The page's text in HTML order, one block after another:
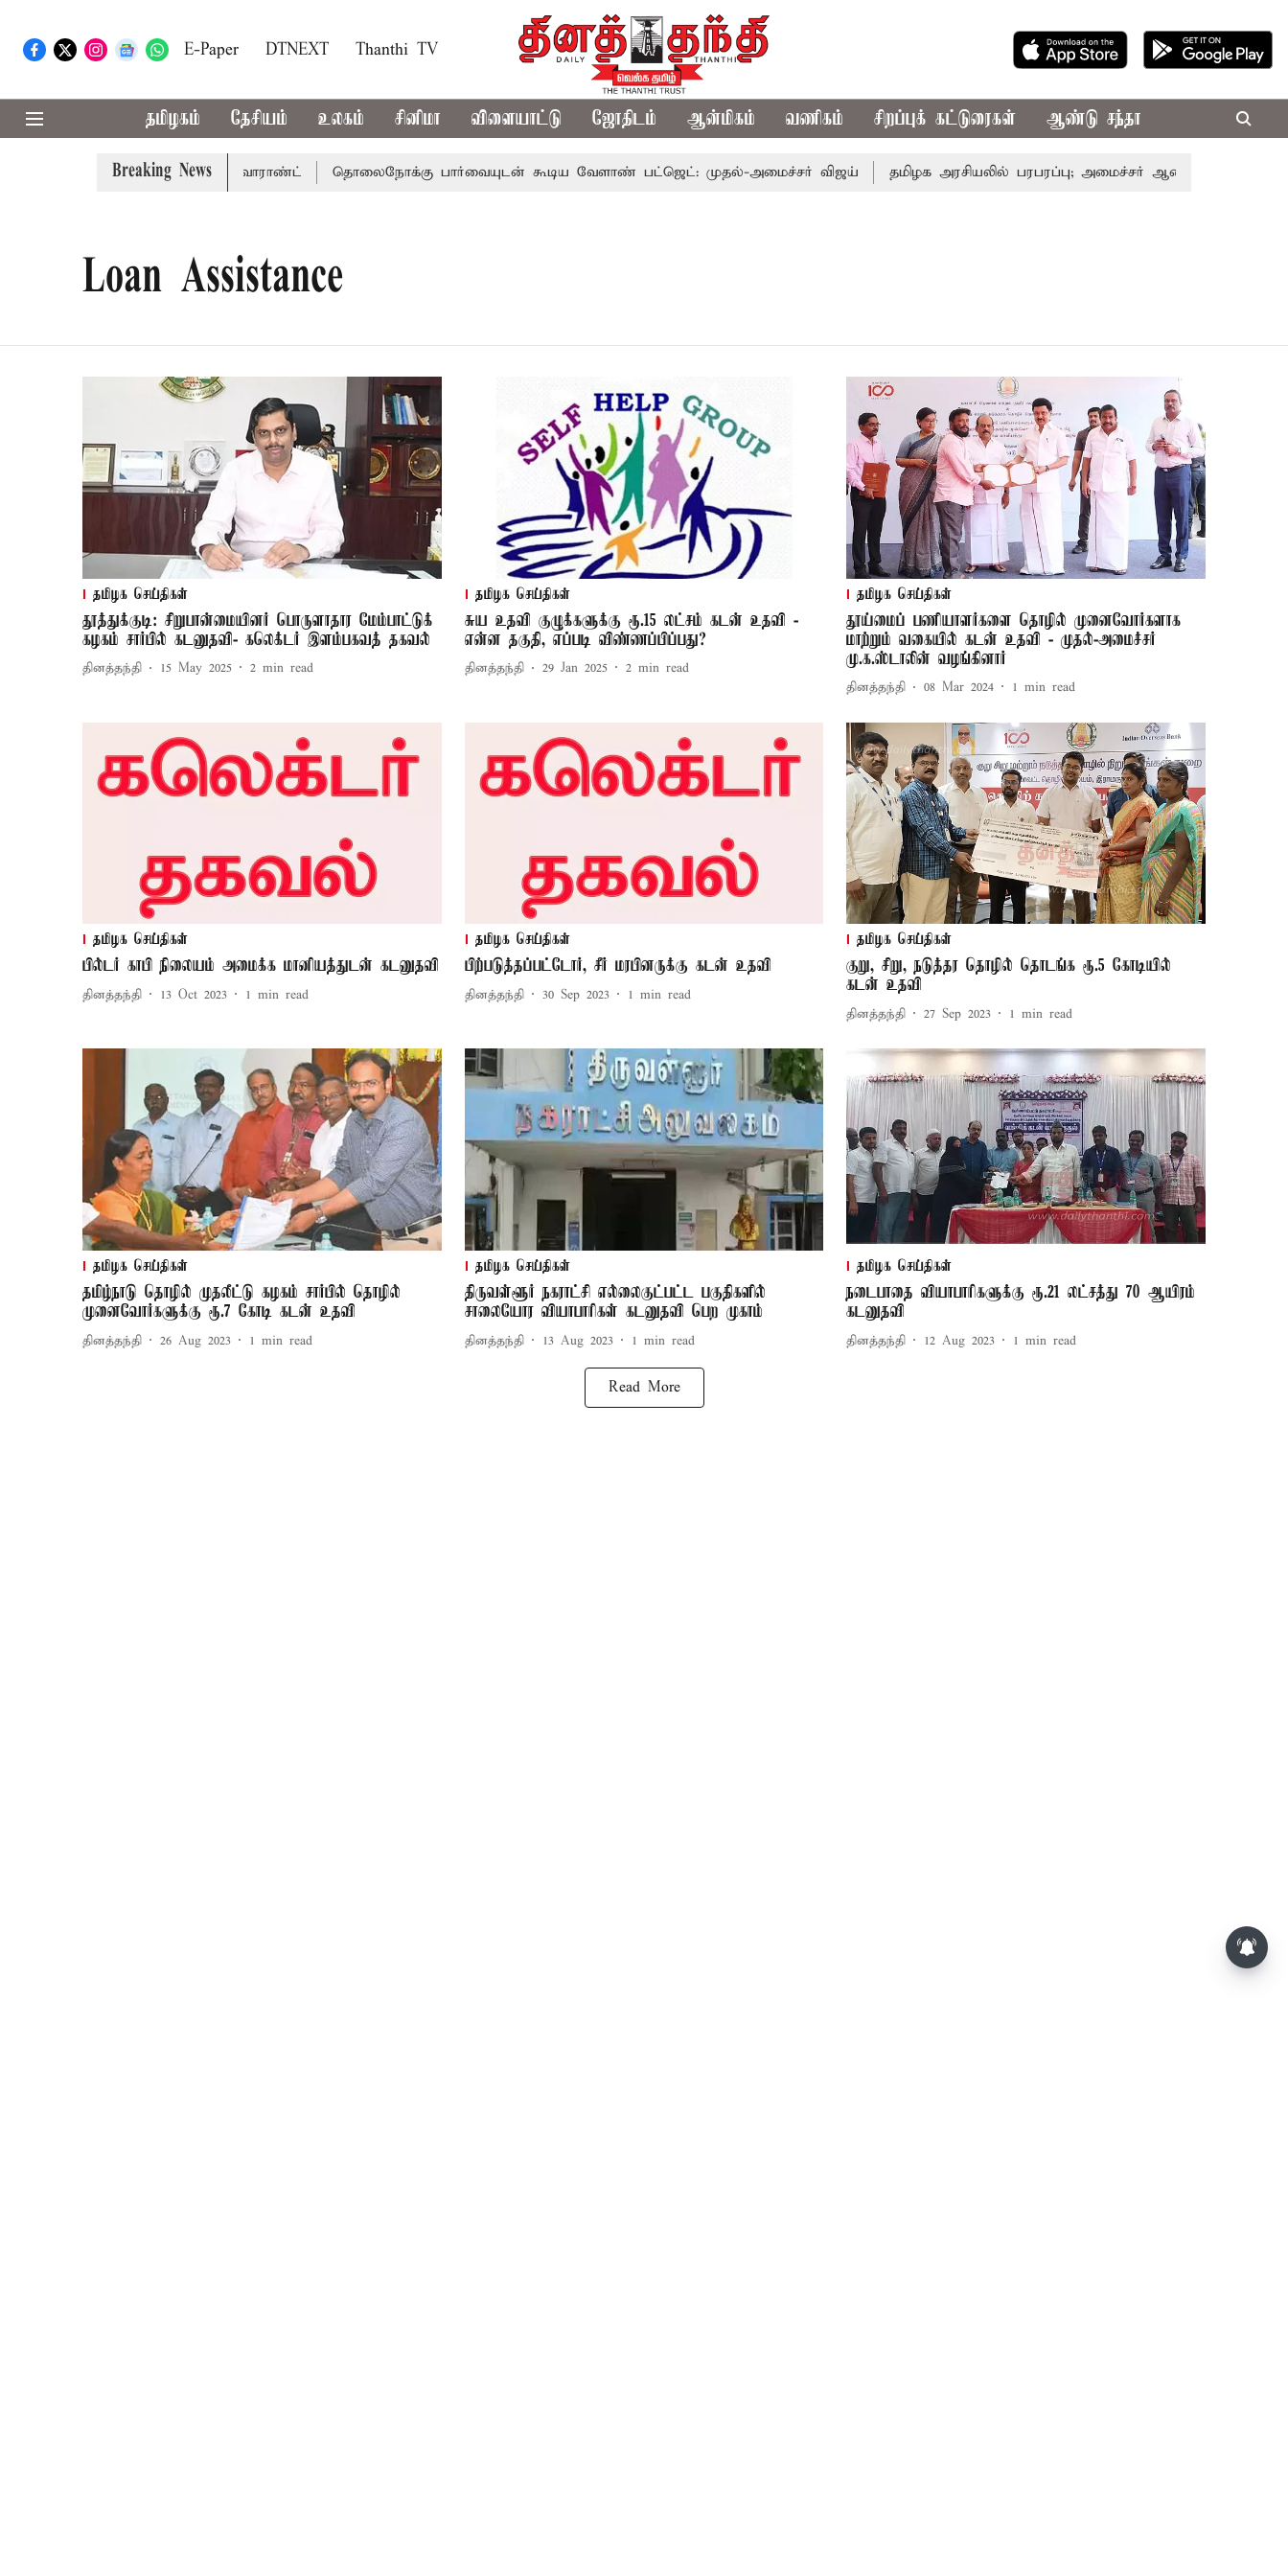
E-Paper DTNEXT Thanthi TV
தமிழகம் தேசியம் உலகம் சினிமா விளையாட்டு ஜோதிடம் ஆன்மிகம் வணிகம் சிறப்புக் கட்டுரைகள் ஆண்டு சந்தா
Breaking News
சென்னை நீதிமன்றம் பிடிவாராண்ட் தொலைநோக்கு பார்வையுடன் கூடிய வேளாண் பட்ஜெட்: முதல்-அமைச்சர் விஜய் தமிழக அரசியலில் பரபரப்பு; அமைச்சர் ஆனந்த் உடன் சி.வி.
Loan Assistance
தமிழக செய்திகள்
தூத்துக்குடி: சிறுபான்மையினர் பொருளாதார மேம்பாட்டுக்
கழகம் சார்பில் கடனுதவி- கலெக்டர் இளம்பகவத் தகவல்
தினத்தந்தி 15 May 2025 2 min read
தமிழக செய்திகள்
சுய உதவி குழுக்களுக்கு ரூ.15 லட்சம் கடன் உதவி -
என்ன தகுதி, எப்படி விண்ணப்பிப்பது?
தினத்தந்தி 29 Jan 2025 2 min read
தமிழக செய்திகள்
தூய்மைப் பணியாளர்களை தொழில் முனைவோர்களாக
மாற்றும் வகையில் கடன் உதவி - முதல்-அமைச்சர்
மு.க.ஸ்டாலின் வழங்கினார்
தினத்தந்தி 08 Mar 2024 1 min read
தமிழக செய்திகள்
பில்டர் காபி நிலையம் அமைக்க மானியத்துடன் கடனுதவி
தினத்தந்தி 13 Oct 2023 1 min read
தமிழக செய்திகள்
பிற்படுத்தப்பட்டோர், சீர் மரபினருக்கு கடன் உதவி
தினத்தந்தி 30 Sep 2023 1 min read
தமிழக செய்திகள்
குறு, சிறு, நடுத்தர தொழில் தொடங்க ரூ.5 கோடியில்
கடன் உதவி
தினத்தந்தி 27 Sep 2023 1 min read
தமிழக செய்திகள்
தமிழ்நாடு தொழில் முதலீட்டு கழகம் சார்பில் தொழில்
முனைவோர்களுக்கு ரூ.7 கோடி கடன் உதவி
தினத்தந்தி 26 Aug 2023 1 min read
தமிழக செய்திகள்
திருவள்ளூர் நகராட்சி எல்லைகுட்பட்ட பகுதிகளில்
சாலையோர வியாபாரிகள் கடனுதவி பெற முகாம்
தினத்தந்தி 13 Aug 2023 1 min read
தமிழக செய்திகள்
நடைபாதை வியாபாரிகளுக்கு ரூ.21 லட்சத்து 70 ஆயிரம்
கடனுதவி
தினத்தந்தி 12 Aug 2023 1 min read
Read More